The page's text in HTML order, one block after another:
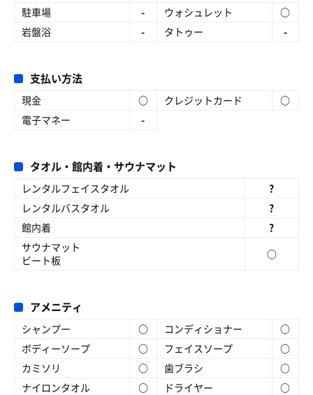
駐車場
- ウォシュレット
○
岩盤浴
- タトゥー -
支払い方法
現金 ○ クレジットカード
○
電子マネー
-
タオル・館内着・サウナマット
レンタルフェイスタオル
?
レンタルバスタオル
?
館内着
?
サウナマット
ビート板
○
アメニティ
シャンプー ○ コンディショナー
○
ボディーソープ
○ フェイスソープ
○
カミソリ
○ 歯ブラシ
○
ナイロンタオル
○ ドライヤー
○